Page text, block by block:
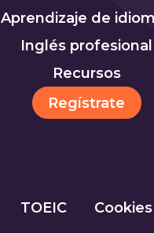
Aprendizaje de
Inglés profesional
Recursos
Regístrate
TOEIC Cookies